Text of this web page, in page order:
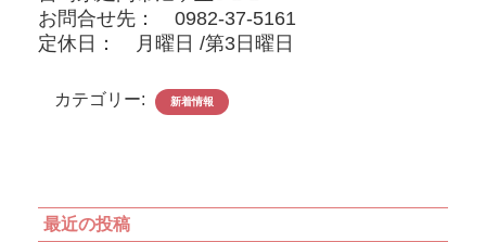
お問合せ先： 0982-37-5161
定休日： 月曜日 /第3日曜日
カテゴリー: 新着情報
最近の投稿